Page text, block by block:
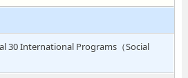
30 International Programs（Social